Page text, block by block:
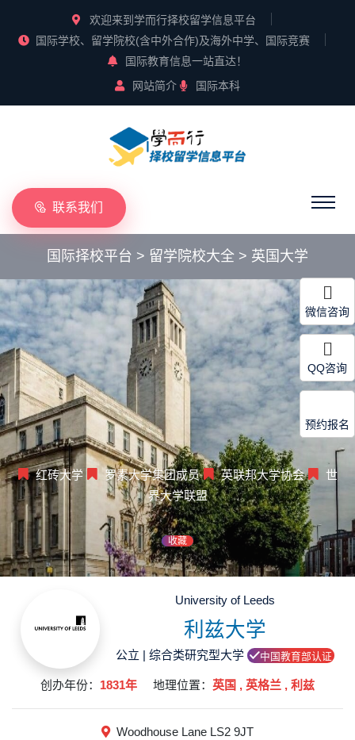
欢迎来到学而行择校留学信息平台
国际学校、留学院校(含中外合作)及海外中学、国际竞赛
国际教育信息一站直达！
网站简介
国际本科
联系我们
国际择校平台 > 留学院校大全 > 英国大学
红砖大学 罗素大学集团成员 英联邦大学协会
世
界大学联盟
收藏
University of Leeds
利兹大学
公立 | 综合类研究型大学 中国教育部认证
创办年份： 1831年 地理位置： 英国 , 英格兰 , 利兹‌
Woodhouse Lane LS2 9JT
微信咨询
QQ咨询
预约报名